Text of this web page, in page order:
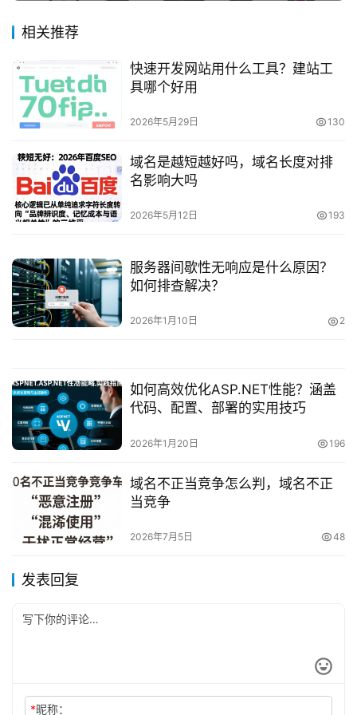
相关推荐
快速开发网站用什么工具？建站工
具哪个好用
2026年5月29日 130
域名是越短越好吗，域名长度对排
名影响大吗
2026年5月12日 193
服务器间歇性无响应是什么原因？
如何排查解决？
2026年1月10日 2
如何高效优化ASP.NET性能？涵盖
代码、配置、部署的实用技巧
2026年1月20日 196
域名不正当竞争怎么判，域名不正
当竞争
2026年7月5日 48
发表回复
*昵称：